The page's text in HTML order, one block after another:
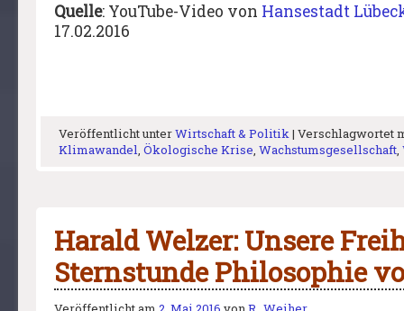
Quelle: YouTube-Video von Hansestadt
17.02.2016
Veröffentlicht unterWirtschaft & Politik| Verschlagwortet
Klimawandel, Ökologische Krise, Wachstumsgesellschaft,
Harald Welzer: Unsere
Sternstunde Philosophie